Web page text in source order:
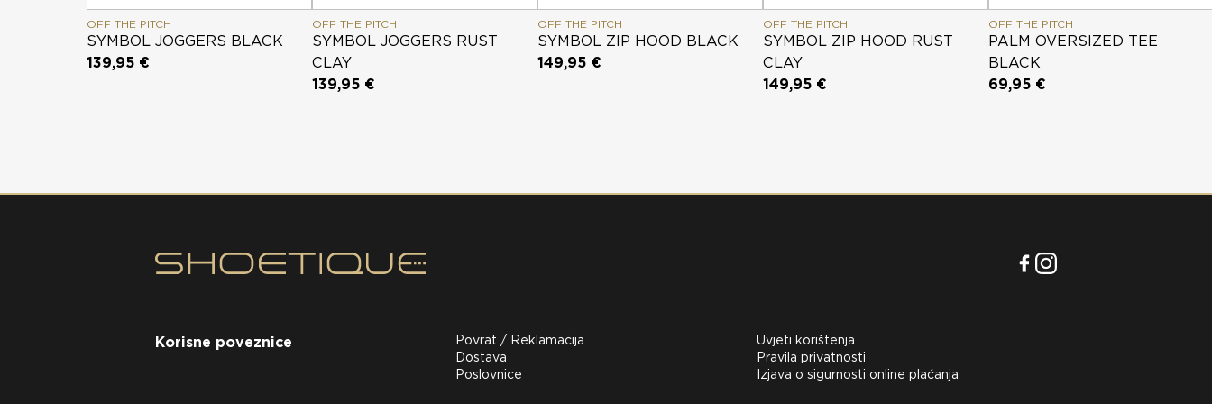
OFF THE PITCH
SYMBOL JOGGERS BLACK
139,95 €
OFF THE PITCH
SYMBOL JOGGERS RUST
CLAY
139,95 €
OFF THE PITCH
SYMBOL ZIP HOOD BLACK
149,95 €
OFF THE PITCH
SYMBOL ZIP HOOD RUST
CLAY
149,95 €
OFF THE PITCH
PALM OVERSIZED TEE
BLACK
69,95 €
Korisne poveznice
Povrat / Reklamacija
Dostava
Poslovnice
Uvjeti korištenja
Pravila privatnosti
Izjava o sigurnosti online plaćanja